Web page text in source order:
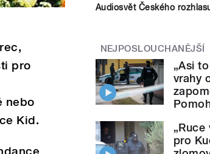
pro
nebo
Kid.
Audiosvět Českého
NEJPOSLOUCHANĚJŠÍ
„Asi
vrahy
„Ruce
pro